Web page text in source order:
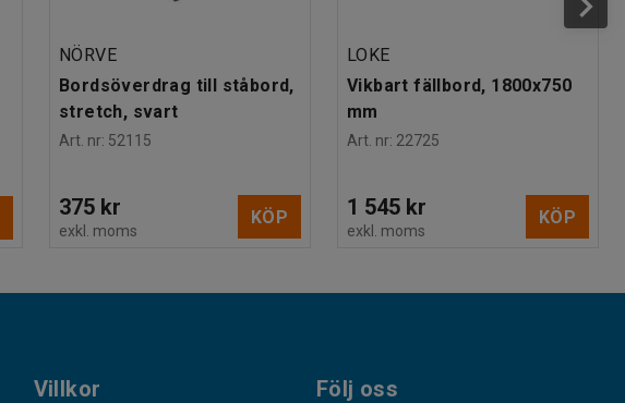
NÖRVE
Bordsöverdrag till ståbord,
stretch, svart
Art. nr: 52115
375 kr
exkl. moms
KÖP
LOKE
Vikbart fällbord, 1800x750
mm
Art. nr: 22725
1 545 kr
exkl. moms
KÖP
Villkor Följ oss